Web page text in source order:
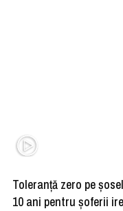
Toleranță zero pe
10 ani pentru șoferii